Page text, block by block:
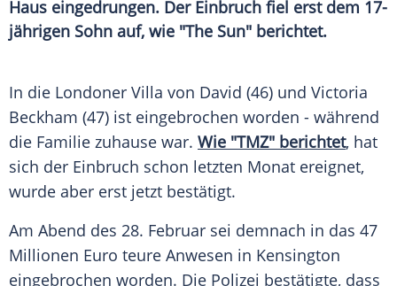
Haus eingedrungen. Der Einbruch fiel erst dem 17-
jährigen Sohn auf, wie "The Sun" berichtet.
In die Londoner Villa von David (46) und Victoria
Beckham (47) ist eingebrochen worden - während
die Familie zuhause war. Wie "TMZ" berichtet, hat
sich der Einbruch schon letzten Monat ereignet,
wurde aber erst jetzt bestätigt.
Am Abend des 28. Februar sei demnach in das 47
Millionen Euro teure Anwesen in Kensington
eingebrochen worden. Die Polizei bestätigte, dass